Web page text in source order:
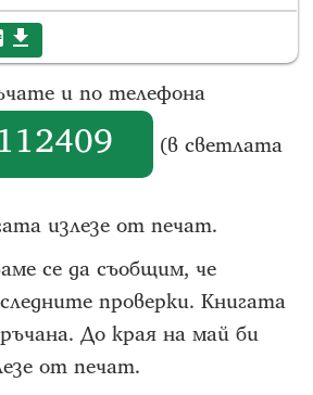
и по телефона
(в светлата
излезе от печат.
се да съобщим, че
проверки. Книгата
До края на май би
от печат.